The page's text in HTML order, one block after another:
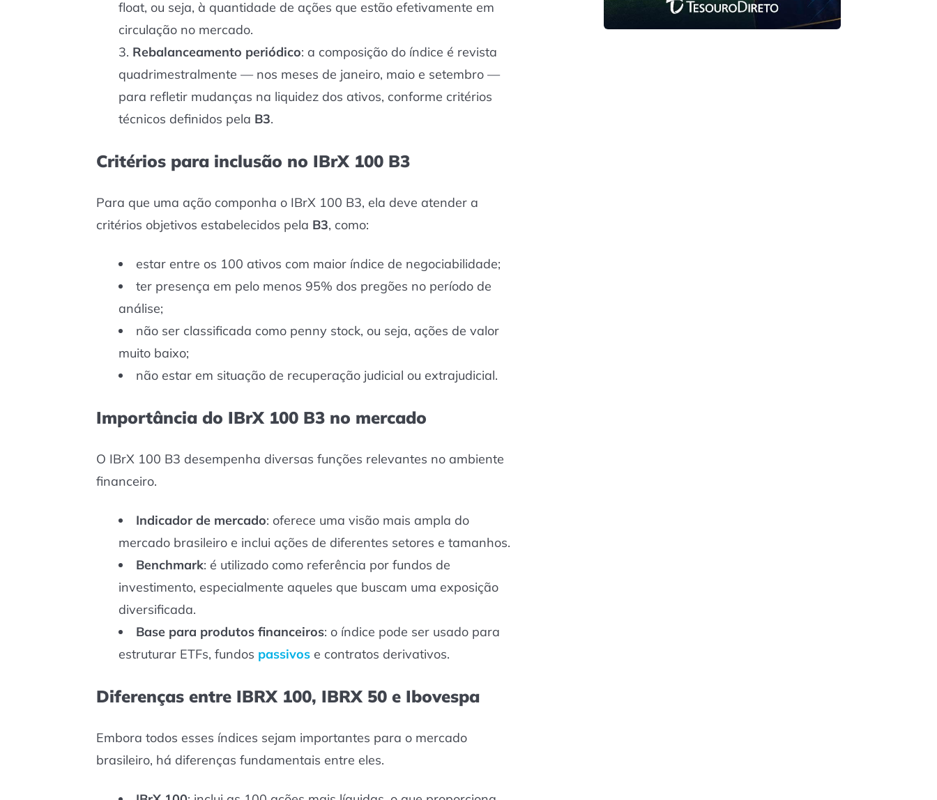
float, ou seja, à quantidade de ações que estão efetivamente em
circulação no mercado.
Rebalanceamento periódico: a composição do índice é revista
quadrimestralmente — nos meses de janeiro, maio e setembro —
para refletir mudanças na liquidez dos ativos, conforme critérios
técnicos definidos pela B3.
Critérios para inclusão no IBrX 100 B3
Para que uma ação componha o IBrX 100 B3, ela deve atender a
critérios objetivos estabelecidos pela B3, como:
estar entre os 100 ativos com maior índice de negociabilidade;
ter presença em pelo menos 95% dos pregões no período de
análise;
não ser classificada como penny stock, ou seja, ações de valor
muito baixo;
não estar em situação de recuperação judicial ou extrajudicial.
Importância do IBrX 100 B3 no mercado
O IBrX 100 B3 desempenha diversas funções relevantes no ambiente
financeiro.
Indicador de mercado: oferece uma visão mais ampla do
mercado brasileiro e inclui ações de diferentes setores e tamanhos.
Benchmark: é utilizado como referência por fundos de
investimento, especialmente aqueles que buscam uma exposição
diversificada.
Base para produtos financeiros: o índice pode ser usado para
estruturar ETFs, fundos passivos e contratos derivativos.
Diferenças entre IBRX 100, IBRX 50 e Ibovespa
Embora todos esses índices sejam importantes para o mercado
brasileiro, há diferenças fundamentais entre eles.